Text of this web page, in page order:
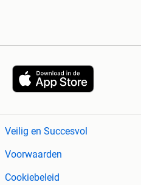
Veilig en Succesvol
Voorwaarden
Cookiebeleid